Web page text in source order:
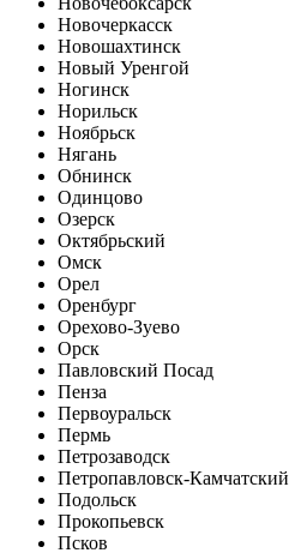
Новочеркасск
Новошахтинск
Новый Уренгой
Ногинск
Норильск
Ноябрьск
Нягань
Обнинск
Одинцово
Озерск
Октябрьский
Омск
Орел
Оренбург
Орехово-Зуево
Орск
Павловский Посад
Пенза
Первоуральск
Пермь
Петрозаводск
Петропавловск-Камчатский
Подольск
Прокопьевск
Псков